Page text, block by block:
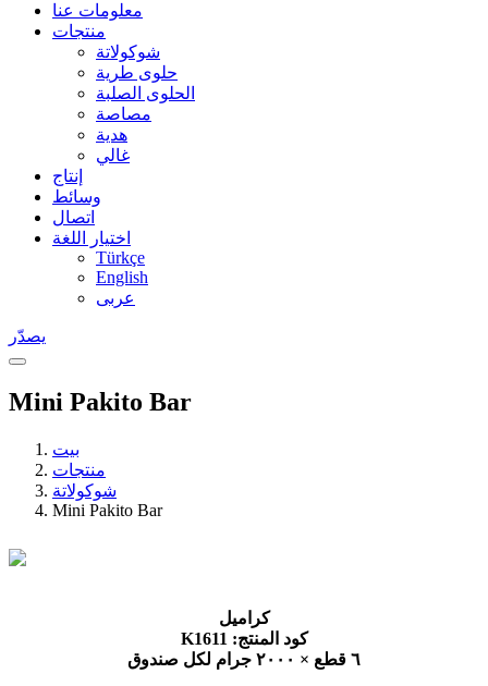
معلومات عنا
منتجات
شوكولاتة
حلوى طرية
الحلوى الصلبة
مصاصة
هدية
غالي
إنتاج
وسائط
اتصال
اختيار اللغة
Türkçe
English
عربى
يصدّر
Mini Pakito Bar
بيت
منتجات
شوكولاتة
Mini Pakito Bar
كراميل
K1611 :كود المنتج
٦ قطع × ٢٠٠٠ جرام لكل صندوق